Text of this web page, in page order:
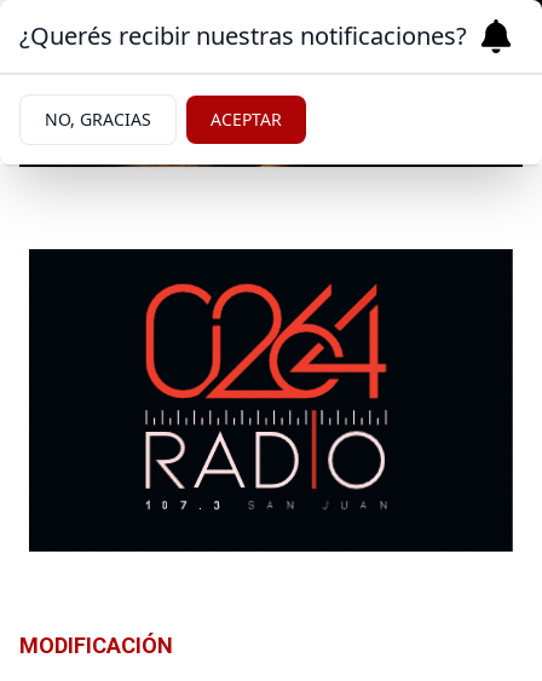
MODIFICACIÓN
¿Querés recibir nuestras notificaciones?
NO, GRACIAS ACEPTAR